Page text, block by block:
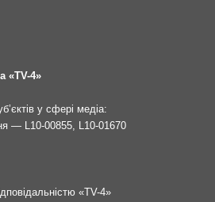
«TV-4»
у сфері медіа:
— L10-00855, L10-01670
«TV-4»